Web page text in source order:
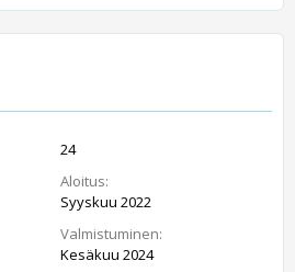
24
Aloitus:
Syyskuu 2022
Valmistuminen:
Kesäkuu 2024